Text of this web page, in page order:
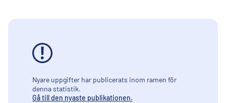
Nyare uppgifter har publicerats inom ramen för
denna statistik.
Gå till den nyaste publikationen.